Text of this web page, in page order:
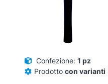
Confezione: 1 pz
Prodotto con varianti